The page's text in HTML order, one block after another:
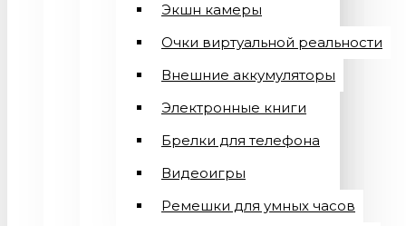
Экшн камеры
Очки виртуальной реальности
Внешние аккумуляторы
Электронные книги
Брелки для телефона
Видеоигры
Ремешки для умных часов